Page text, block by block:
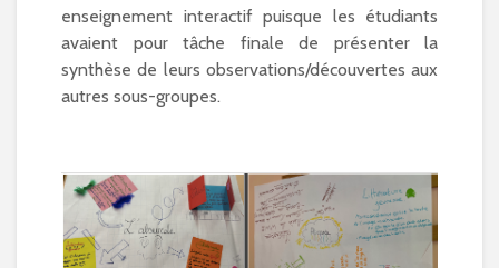
enseignement interactif puisque les étudiants
avaient pour tâche finale de présenter la
synthèse de leurs observations/découvertes aux
autres sous-groupes.